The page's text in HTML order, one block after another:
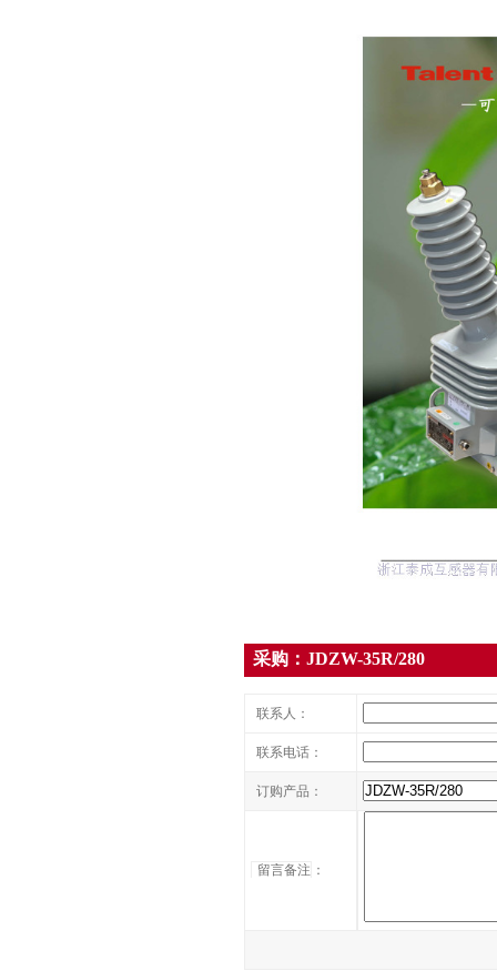
采购：JDZW-35R/280
联系人：
联系电话：
订购产品：
留言备注 ：